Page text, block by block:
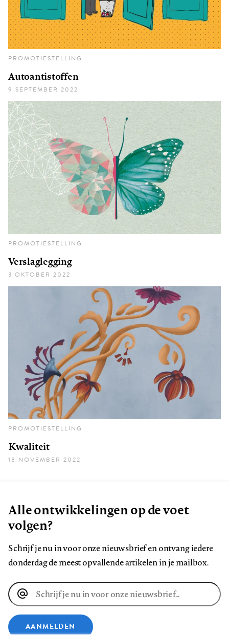
PROMOTIESTELLING
Autoantistoffen
9 SEPTEMBER 2022
PROMOTIESTELLING
Verslaglegging
3 OKTOBER 2022
PROMOTIESTELLING
Kwaliteit
18 NOVEMBER 2022
Alle ontwikkelingen op de voet
volgen?
Schrijf je nu in voor onze nieuwsbrief en ontvang iedere
donderdag de meest opvallende artikelen in je mailbox.
E-
mailadres
AANMELDEN